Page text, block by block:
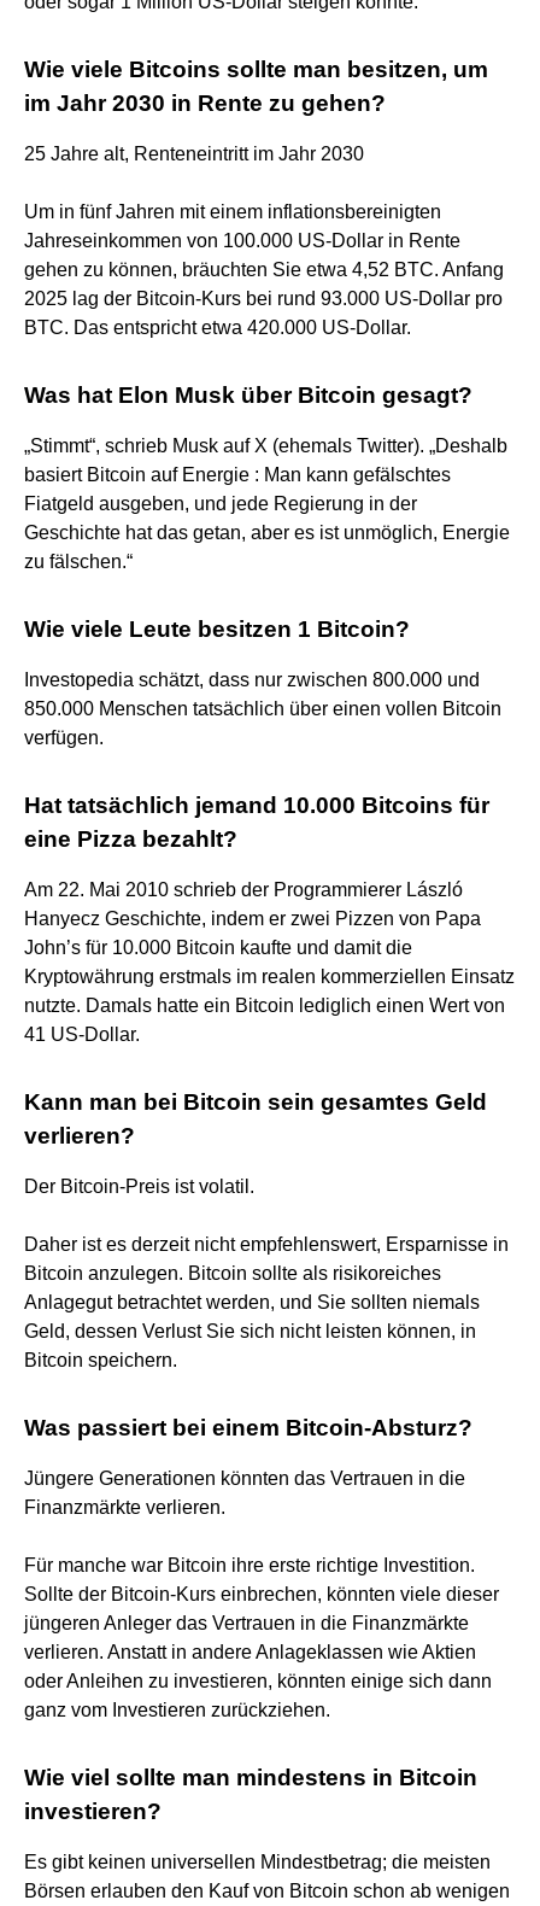
Wie viele Bitcoins sollte man besitzen, um
im Jahr 2030 in Rente zu gehen?
25 Jahre alt, Renteneintritt im Jahr 2030
Um in fünf Jahren mit einem inflationsbereinigten
Jahreseinkommen von 100.000 US-Dollar in Rente
gehen zu können, bräuchten Sie etwa 4,52 BTC. Anfang
2025 lag der Bitcoin-Kurs bei rund 93.000 US-Dollar pro
BTC. Das entspricht etwa 420.000 US-Dollar.
Was hat Elon Musk über Bitcoin gesagt?
„Stimmt“, schrieb Musk auf X (ehemals Twitter). „Deshalb
basiert Bitcoin auf Energie : Man kann gefälschtes
Fiatgeld ausgeben, und jede Regierung in der
Geschichte hat das getan, aber es ist unmöglich, Energie
zu fälschen.“
Wie viele Leute besitzen 1 Bitcoin?
Investopedia schätzt, dass nur zwischen 800.000 und
850.000 Menschen tatsächlich über einen vollen Bitcoin
verfügen.
Hat tatsächlich jemand 10.000 Bitcoins für
eine Pizza bezahlt?
Am 22. Mai 2010 schrieb der Programmierer László
Hanyecz Geschichte, indem er zwei Pizzen von Papa
John’s für 10.000 Bitcoin kaufte und damit die
Kryptowährung erstmals im realen kommerziellen Einsatz
nutzte. Damals hatte ein Bitcoin lediglich einen Wert von
41 US-Dollar.
Kann man bei Bitcoin sein gesamtes Geld
verlieren?
Der Bitcoin-Preis ist volatil.
Daher ist es derzeit nicht empfehlenswert, Ersparnisse in
Bitcoin anzulegen. Bitcoin sollte als risikoreiches
Anlagegut betrachtet werden, und Sie sollten niemals
Geld, dessen Verlust Sie sich nicht leisten können, in
Bitcoin speichern.
Was passiert bei einem Bitcoin-Absturz?
Jüngere Generationen könnten das Vertrauen in die
Finanzmärkte verlieren.
Für manche war Bitcoin ihre erste richtige Investition.
Sollte der Bitcoin-Kurs einbrechen, könnten viele dieser
jüngeren Anleger das Vertrauen in die Finanzmärkte
verlieren. Anstatt in andere Anlageklassen wie Aktien
oder Anleihen zu investieren, könnten einige sich dann
ganz vom Investieren zurückziehen.
Wie viel sollte man mindestens in Bitcoin
investieren?
Es gibt keinen universellen Mindestbetrag; die meisten
Börsen erlauben den Kauf von Bitcoin schon ab wenigen